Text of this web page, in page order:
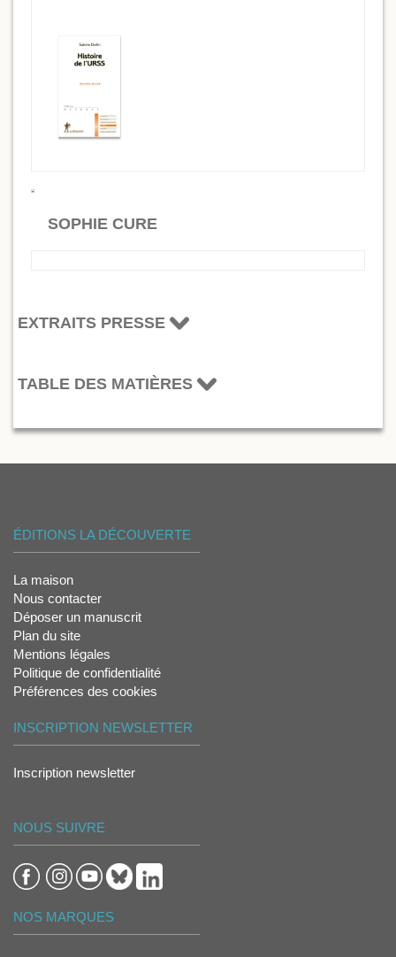
SOPHIE CURE
EXTRAITS PRESSE
TABLE DES MATIÈRES
ÉDITIONS LA DÉCOUVERTE
La maison
Nous contacter
Déposer un manuscrit
Plan du site
Mentions légales
Politique de confidentialité
Préférences des cookies
INSCRIPTION NEWSLETTER
Inscription newsletter
NOUS SUIVRE
NOS MARQUES